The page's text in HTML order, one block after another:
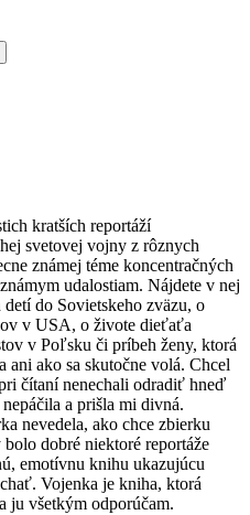
kratších reportáží
svetovej vojny z rôznych
známej téme koncentračných
udalostiam. Nájdete v nej
do Sovietskeho zväzu, o
v USA, o živote dieťaťa
v Poľsku či príbeh ženy, ktorá
ako sa skutočne volá. Chcel
čítaní nenechali odradiť hneď
a prišla mi divná.
nevedela, ako chce zbierku
dobré niektoré reportáže
emotívnu knihu ukazujúcu
Vojenka je kniha, ktorá
ju všetkým odporúčam.